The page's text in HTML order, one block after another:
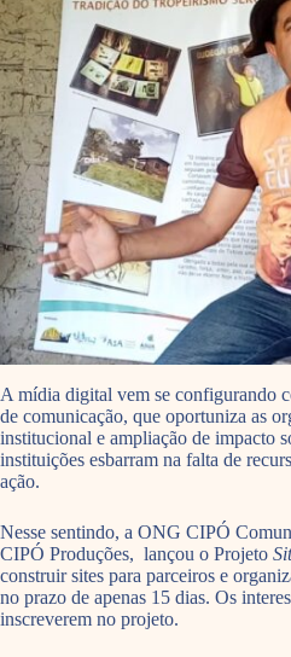
A mídia digital vem se configurando
de comunicação, que oportuniza as
institucional e ampliação de impacto
instituições esbarram na falta de
ação.
Nesse sentindo, a ONG CIPÓ
CIPÓ Produções, lançou o Projeto
construir sites para parceiros e
no prazo de apenas 15 dias. Os
inscreverem no projeto.